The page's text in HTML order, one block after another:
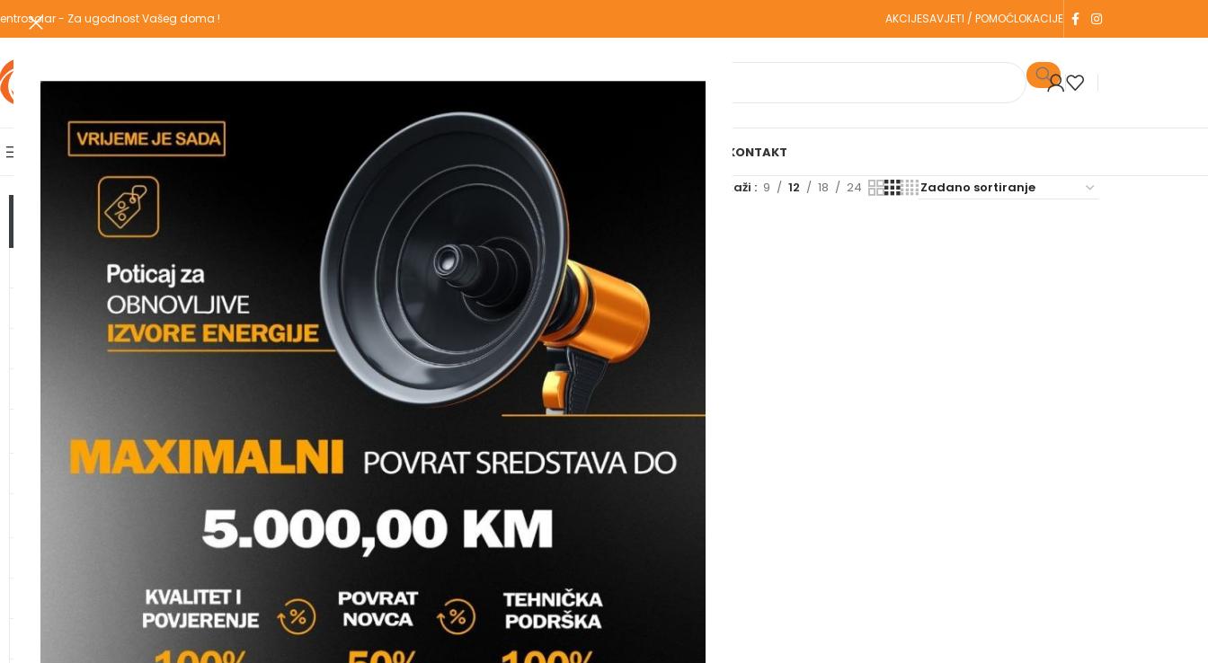
- Za ugodnost Vašeg doma ! AKCIJESAVJETI / POMOĆLOKACIJE
POPULARNE KATEGORIJE PREGLEDAJ CIJELI WEBSHOP
AKCIJSKA PONUDA
O NAMANAŠE USLUGE KONTAKT
TOP KATEGORIJE
TOPLOTNE PUMPE
KLIMA UREĐAJI
SPOJNI ELEMENTI
CIJEVI ZA ZAŠTITU KABLOVA
Proizvodi označeni “ZAVRŠNO” Prikaži 9 12 18 24
IT ZAVRŠNO KOLJENO SA STOPOM PPR MM
(CCM)
Vodomaterijal,